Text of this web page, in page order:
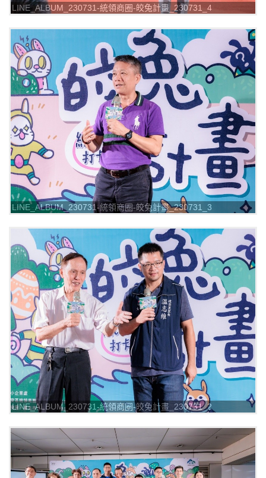
LINE_ALBUM_230731-統領商圈-皎兔計畫_230731_4
LINE_ALBUM_230731-統領商圈-皎兔計畫_230731_3
LINE_ALBUM_230731-統領商圈-皎兔計畫_230731_2